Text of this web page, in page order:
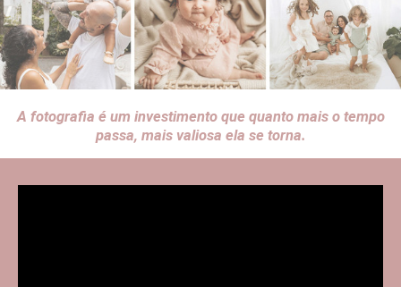
A fotografia é um investimento que quanto mais o tempo
passa, mais valiosa ela se torna.